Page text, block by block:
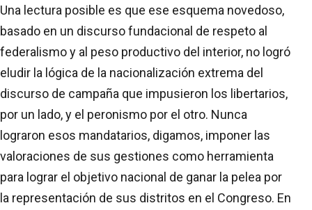
Una lectura posible es que ese esquema novedoso,
basado en un discurso fundacional de respeto al
federalismo y al peso productivo del interior, no logró
eludir la lógica de la nacionalización extrema del
discurso de campaña que impusieron los libertarios,
por un lado, y el peronismo por el otro. Nunca
lograron esos mandatarios, digamos, imponer las
valoraciones de sus gestiones como herramienta
para lograr el objetivo nacional de ganar la pelea por
la representación de sus distritos en el Congreso. En